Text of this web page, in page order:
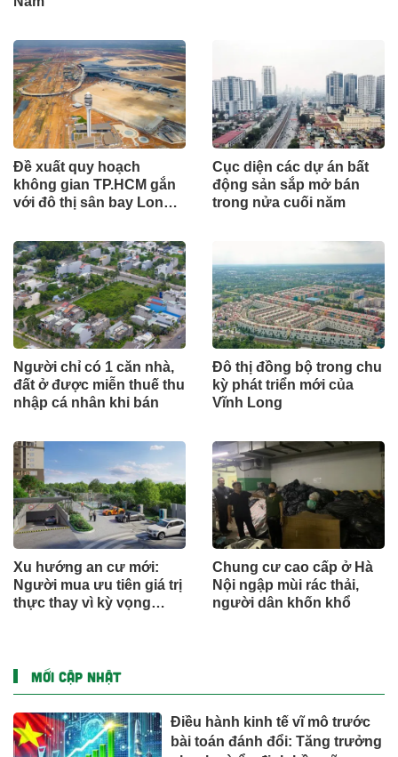
Đề xuất quy hoạch
không gian TP.HCM gắn
với đô thị sân bay Long
Cục diện các dự án bất
động sản sắp mở bán
trong nửa cuối năm
Người chỉ có 1 căn nhà,
đất ở được miễn thuế thu
nhập cá nhân khi bán
Đô thị đồng bộ trong chu
kỳ phát triển mới của
Vĩnh Long
Xu hướng an cư mới:
Người mua ưu tiên giá trị
thực thay vì kỳ vọng
Chung cư cao cấp ở Hà
Nội ngập mùi rác thải,
người dân khốn khổ
MỚI CẬP NHẬT
Điều hành kinh tế vĩ mô trước
bài toán đánh đổi: Tăng trưởng